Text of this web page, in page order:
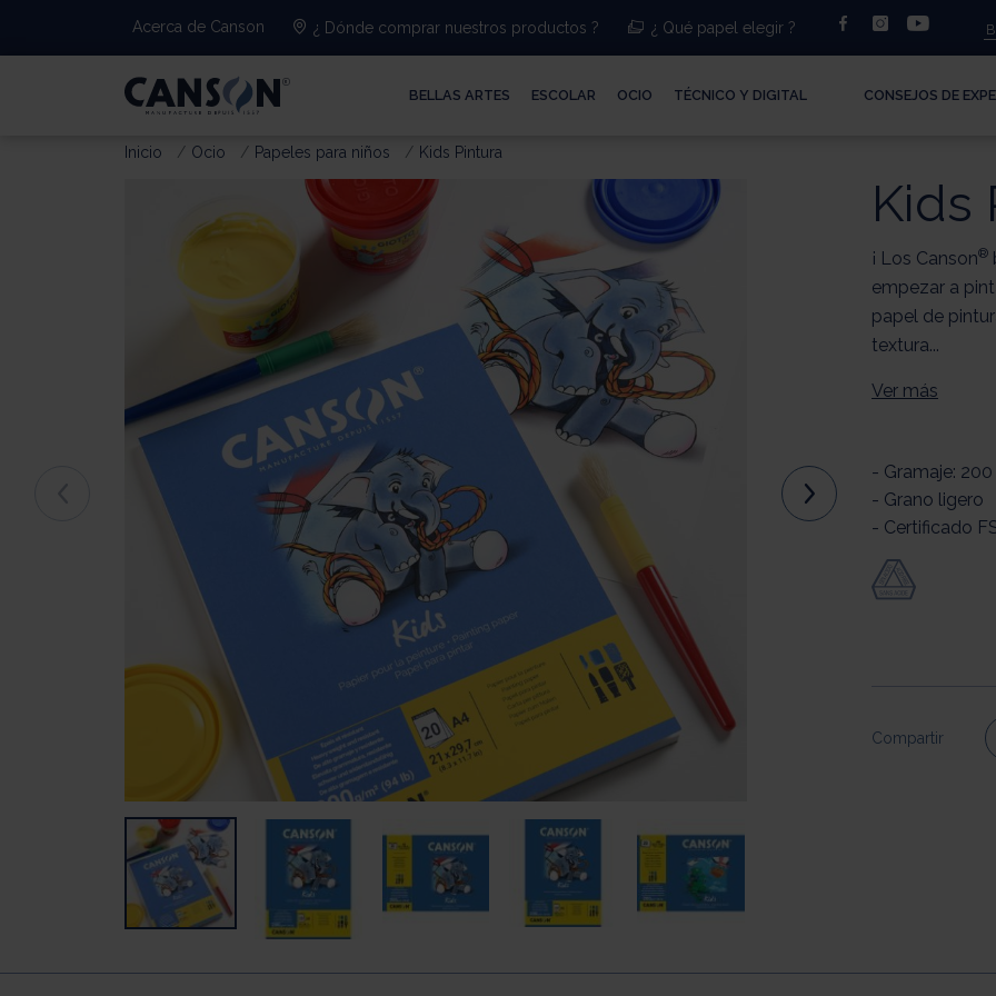
Acerca de Canson ¿ Dónde comprar nuestros productos ? ¿ Qué papel elegir ? facebookinstagramyoutube
BELLAS ARTES ESCOLAR OCIO TÉCNICO Y DIGITAL CONSEJOS DE
Inicio Ocio Papeles para niños Kids Pintura
Kids
¡ Los Canson®
empezar a
papel de
textura...
Ver más
- Gramaje:
- Grano ligero
- Certificado
Compartir